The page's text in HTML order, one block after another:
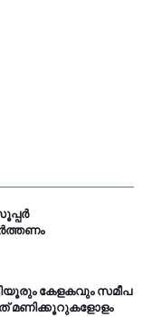
കേളകവും സമീപ
മണിക്കൂറുകളോളം